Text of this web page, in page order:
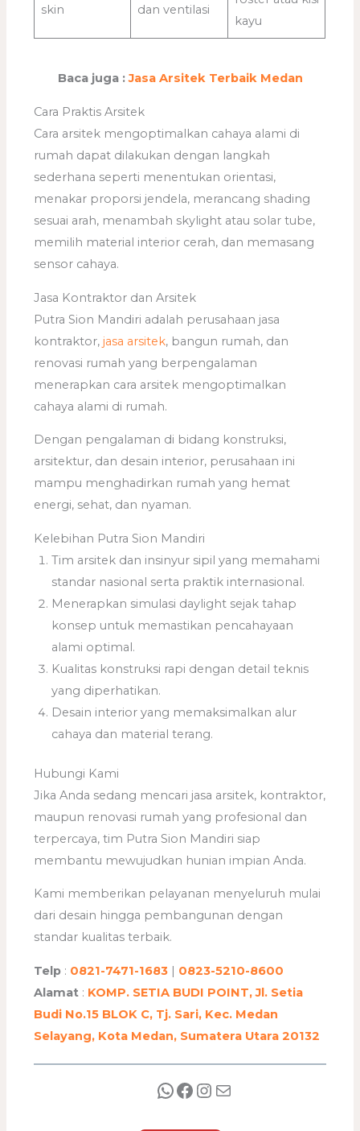
skin dan ventilasi
kayu
Baca juga :Jasa Arsitek Terbaik Medan
Cara Praktis Arsitek
Cara arsitek mengoptimalkan cahaya alami di
rumah dapat dilakukan dengan langkah
sederhana seperti menentukan orientasi,
menakar proporsi jendela, merancang shading
sesuai arah, menambah skylight atau solar tube,
memilih material interior cerah, dan memasang
sensor cahaya.
Jasa Kontraktor dan Arsitek
Putra Sion Mandiri adalah perusahaan jasa
kontraktor, jasa arsitek, bangun rumah, dan
renovasi rumah yang berpengalaman
menerapkan cara arsitek mengoptimalkan
cahaya alami di rumah.
Dengan pengalaman di bidang konstruksi,
arsitektur, dan desain interior, perusahaan ini
mampu menghadirkan rumah yang hemat
energi, sehat, dan nyaman.
Kelebihan Putra Sion Mandiri
Tim arsitek dan insinyur sipil yang memahami
standar nasional serta praktik internasional.
Menerapkan simulasi daylight sejak tahap
konsep untuk memastikan pencahayaan
alami optimal.
Kualitas konstruksi rapi dengan detail teknis
yang diperhatikan.
Desain interior yang memaksimalkan alur
cahaya dan material terang.
Hubungi Kami
Jika Anda sedang mencari jasa arsitek, kontraktor,
maupun renovasi rumah yang profesional dan
terpercaya, tim Putra Sion Mandiri siap
membantu mewujudkan hunian impian Anda.
Kami memberikan pelayanan menyeluruh mulai
dari desain hingga pembangunan dengan
standar kualitas terbaik.
Telp : 0821-7471-1683 | 0823-5210-8600
Alamat : KOMP. SETIA BUDI POINT, Jl. Setia
Budi No.15 BLOK C, Tj. Sari, Kec. Medan
Selayang, Kota Medan, Sumatera Utara 20132